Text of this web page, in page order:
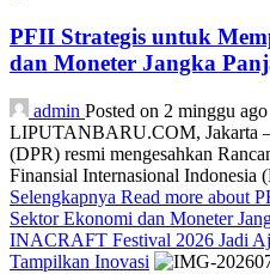
PFII Strategis untuk
dan Moneter Jangka
admin Posted on 2 minggu ago
LIPUTANBARU.COM, Jakarta
(DPR) resmi mengesahkan
Finansial Internasional Indonesia
Selengkapnya Read more about
Sektor Ekonomi dan Moneter
INACRAFT Festival 2026 Jadi
Tampilkan Inovasi